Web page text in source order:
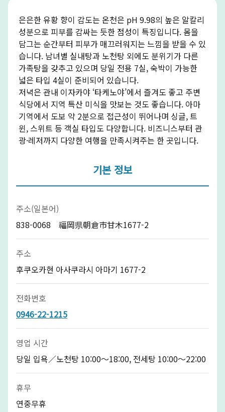
은은한 유황 향이 감도는 온천은 pH 9.98의 높은 알칼리
성분으로 피부를 감싸는 듯한 점성이 특징입니다. 몸을
담그는 순간부터 피부가 매끄러워지는 느낌을 받을 수 있
습니다. 남녀별 실내탕과 노천탕 외에도 분위기가 다른
가족탕을 갖추고 있으며 당일 전용 7실, 숙박이 가능한
넓은 타입 4실이 준비되어 있습니다.
저녁은 관내 이자카야 ‘타케노야’에서 즐겨도 좋고 주변
식당에서 지역 특산 미식을 맛보는 것도 좋습니다. 아마
기역에서 도보 약 2분으로 접근성이 뛰어나며 싱글, 트
윈, 스위트 등 객실 타입도 다양합니다. 비즈니스부터 관
광·레저까지 다양한 여행을 만족시켜주는 한 곳입니다.
기본 정보
주소(일본어)
838-0068 福岡県朝倉市甘木1677-2
주소
후쿠오카현 아사쿠라시 아마기 1677-2
전화번호
0946-22-1215
영업 시간
당일 입욕／노천탕 10:00～18:00, 전세탕 10:00～22:00
휴무
연중무휴